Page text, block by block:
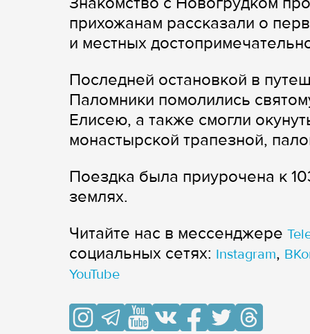
прихожанам рассказали о
и местных
Последней остановкой в
Паломники помолились
Елисею, а также смогли
монастырской трапезной,
Поездка была приурочена к
землях.
Читайте нас в мессенджере
cоциальных сетях: Instagram,
YouTube